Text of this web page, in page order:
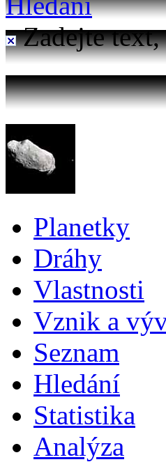
Zadejte text,
Planetky
Dráhy
Vlastnosti
Vznik a
Seznam
Hledání
Statistika
Analýza